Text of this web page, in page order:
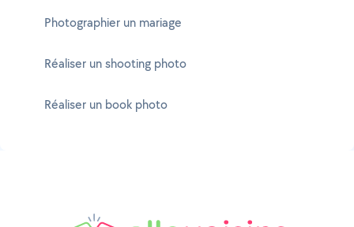
Photographier un mariage
Réaliser un shooting photo
Réaliser un book photo